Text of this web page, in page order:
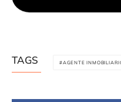
TAGS AGENTE